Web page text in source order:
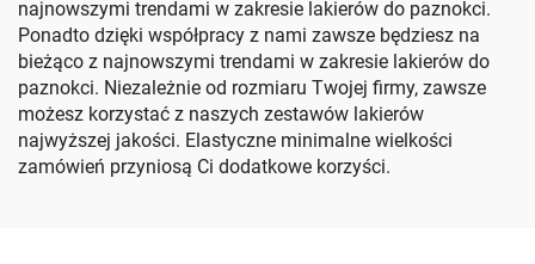
najnowszymi trendami w zakresie lakierów do paznokci.
Ponadto dzięki współpracy z nami zawsze będziesz na
bieżąco z najnowszymi trendami w zakresie lakierów do
paznokci. Niezależnie od rozmiaru Twojej firmy, zawsze
możesz korzystać z naszych zestawów lakierów
najwyższej jakości. Elastyczne minimalne wielkości
zamówień przyniosą Ci dodatkowe korzyści.